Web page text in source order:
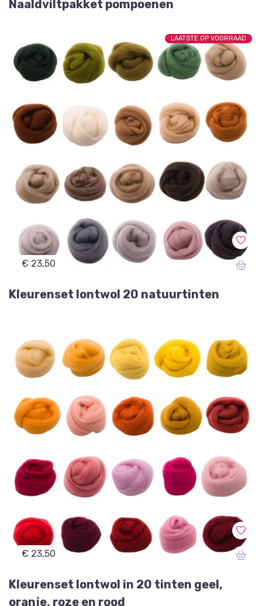
Naaldviltpakket pompoenen
LAATSTE OP VOORRAAD
€ 23,50
Kleurenset lontwol 20 natuurtinten
€ 23,50
Kleurenset lontwol in 20 tinten geel,
oranje, roze en rood